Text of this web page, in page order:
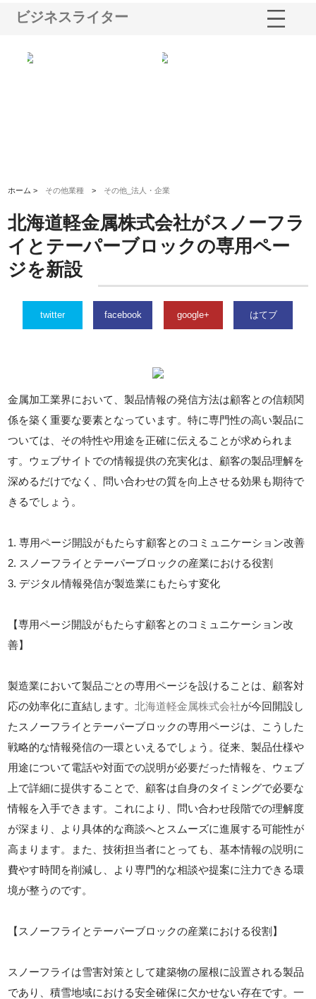
ビジネスライター
ホーム > その他業種 > その他_法人・企業
北海道軽金属株式会社がスノーフラ
イとテーパーブロックの専用ペー
ジを新設
twitter facebook google+ はてブ
金属加工業界において、製品情報の発信方法は顧客との信頼関
係を築く重要な要素となっています。特に専門性の高い製品に
ついては、その特性や用途を正確に伝えることが求められま
す。ウェブサイトでの情報提供の充実化は、顧客の製品理解を
深めるだけでなく、問い合わせの質を向上させる効果も期待で
きるでしょう。
1. 専用ページ開設がもたらす顧客とのコミュニケーション改善
2. スノーフライとテーパーブロックの産業における役割
3. デジタル情報発信が製造業にもたらす変化
【専用ページ開設がもたらす顧客とのコミュニケーション改
善】
製造業において製品ごとの専用ページを設けることは、顧客対
応の効率化に直結します。北海道軽金属株式会社が今回開設し
たスノーフライとテーパーブロックの専用ページは、こうした
戦略的な情報発信の一環といえるでしょう。従来、製品仕様や
用途について電話や対面での説明が必要だった情報を、ウェブ
上で詳細に提供することで、顧客は自身のタイミングで必要な
情報を入手できます。これにより、問い合わせ段階での理解度
が深まり、より具体的な商談へとスムーズに進展する可能性が
高まります。また、技術担当者にとっても、基本情報の説明に
費やす時間を削減し、より専門的な相談や提案に注力できる環
境が整うのです。
【スノーフライとテーパーブロックの産業における役割】
スノーフライは雪害対策として建築物の屋根に設置される製品
であり、積雪地域における安全確保に欠かせない存在です。一